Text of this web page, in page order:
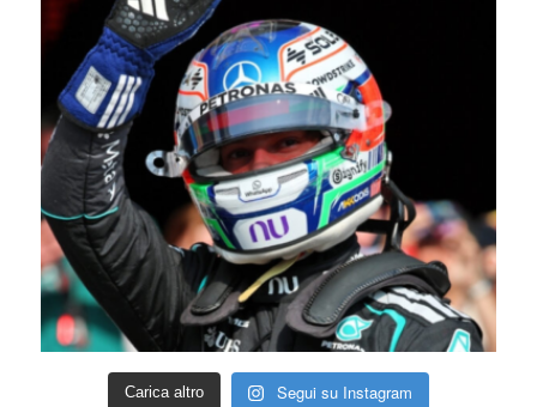
Carica altro Segui su Instagram